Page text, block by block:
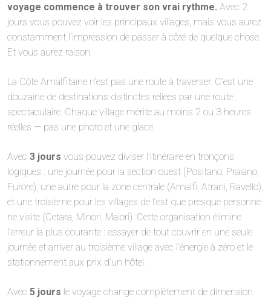
voyage commence à trouver son vrai rythme. Avec 2
jours vous pouvez voir les principaux villages, mais vous aurez
constamment l’impression de passer à côté de quelque chose.
Et vous aurez raison.
La Côte Amalfitaine n’est pas une route à traverser. C’est une
douzaine de destinations distinctes reliées par une route
spectaculaire. Chaque village mérite au moins 2 ou 3 heures
réelles — pas une photo et une glace.
Avec 3 jours vous pouvez diviser l’itinéraire en tronçons
logiques : une journée pour la section ouest (Positano, Praiano,
Furore), une autre pour la zone centrale (Amalfi, Atrani, Ravello),
et une troisième pour les villages de l’est que presque personne
ne visite (Cetara, Minori, Maiori). Cette organisation élimine
l’erreur la plus courante : essayer de tout couvrir en une seule
journée et arriver au troisième village avec l’énergie à zéro et le
stationnement aux prix d’un hôtel.
Avec 5 jours le voyage change complètement de dimension.